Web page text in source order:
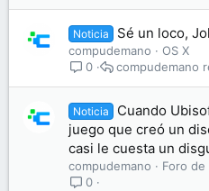
Noticia Sé un loco,
compudemano
OS X
0
compudemano
Noticia
Cuando
juego que creó un
casi le cuesta un
compudemano
Foro
0